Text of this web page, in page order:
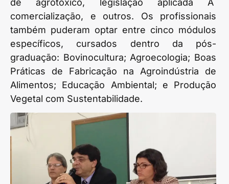
de agrotóxico, legislação aplicada Ã
comercialização, e outros. Os profissionais
também puderam optar entre cinco módulos
específicos, cursados dentro da pós-
graduação: Bovinocultura; Agroecologia; Boas
Práticas de Fabricação na Agroindústria de
Alimentos; Educação Ambiental; e Produção
Vegetal com Sustentabilidade.